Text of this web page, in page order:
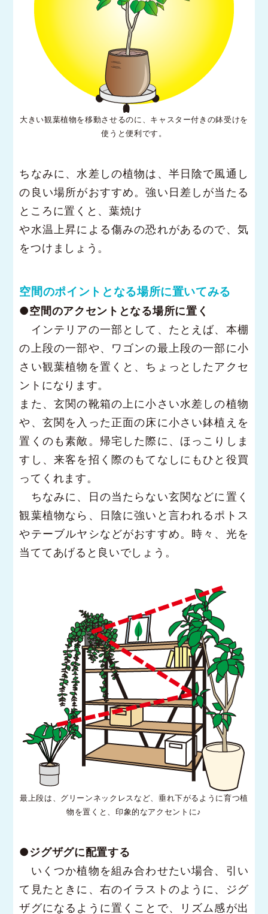
大きい観葉植物を移動させるのに、キャスター付きの鉢受けを
使うと便利です。
ちなみに、水差しの植物は、半日陰で風通し
の良い場所がおすすめ。強い日差しが当たる
ところに置くと、葉焼け
や水温上昇による傷みの恐れがあるので、気
をつけましょう。
空間のポイントとなる場所に置いてみる
●空間のアクセントとなる場所に置く
インテリアの一部として、たとえば、本棚
の上段の一部や、ワゴンの最上段の一部に小
さい観葉植物を置くと、ちょっとしたアクセ
ントになります。
また、玄関の靴箱の上に小さい水差しの植物
や、玄関を入った正面の床に小さい鉢植えを
置くのも素敵。帰宅した際に、ほっこりしま
すし、来客を招く際のもてなしにもひと役買
ってくれます。
ちなみに、日の当たらない玄関などに置く
観葉植物なら、日陰に強いと言われるポトス
やテーブルヤシなどがおすすめ。時々、光を
当ててあげると良いでしょう。
最上段は、グリーンネックレスなど、垂れ下がるように育つ植
物を置くと、印象的なアクセントに♪
●ジグザグに配置する
いくつか植物を組み合わせたい場合、引い
て見たときに、右のイラストのように、ジグ
ザグになるように置くことで、リズム感が出